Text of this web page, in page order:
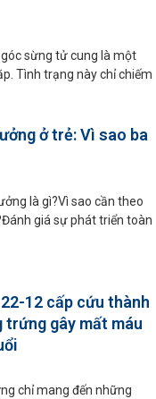
sừng tử cung là một
Tình trạng này chỉ chiếm
ở trẻ: Vì sao ba
là gì?Vì sao cần theo
giá sự phát triển toàn
12 cấp cứu thành
trứng gây mất máu
chỉ mang đến những